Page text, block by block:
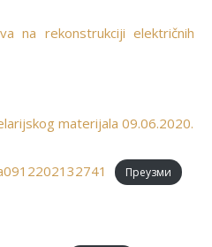
na rekonstrukciji električnih
materijala 09.06.2020.
Преузми